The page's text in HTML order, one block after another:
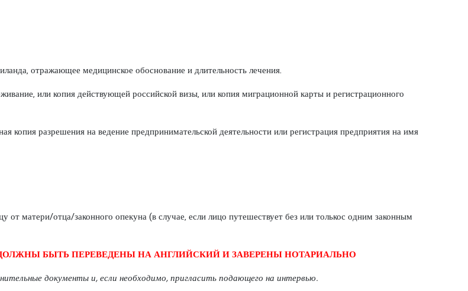
отражающее медицинское обоснование и длительность лечения.
или копия действующей российской визы, или копия миграционной карты и регистрационного
копия разрешения на ведение предпринимательской деятельности или регистрация предприятия на имя
от матери/отца/законного опекуна (в случае, если лицо путешествует без или толькос одним законным
БЫТЬ ПЕРЕВЕДЕНЫ НА АНГЛИЙСКИЙ И ЗАВЕРЕНЫ НОТАРИАЛЬНО
документы и, если необходимо, пригласить подающего на интервью.